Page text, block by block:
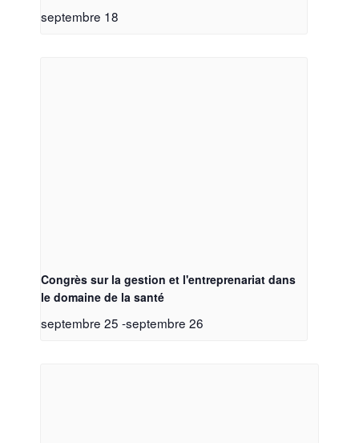
septembre 18
Congrès sur la gestion et l'entreprenariat dans
le domaine de la santé
septembre 25 -septembre 26